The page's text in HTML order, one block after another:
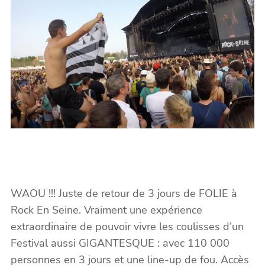
WAOU !!! Juste de retour de 3 jours de FOLIE à
Rock En Seine. Vraiment une expérience
extraordinaire de pouvoir vivre les coulisses d’un
Festival aussi GIGANTESQUE : avec 110 000
personnes en 3 jours et une line-up de fou. Accès